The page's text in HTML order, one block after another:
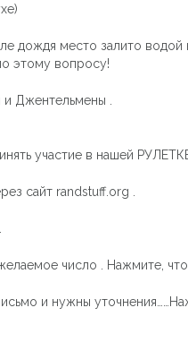
дождя место залито
этому вопросу!
Джентельмены .
участие в нашей РУЛЕТКЕ
сайт randstuff.org .
число . Нажмите,
и нужны